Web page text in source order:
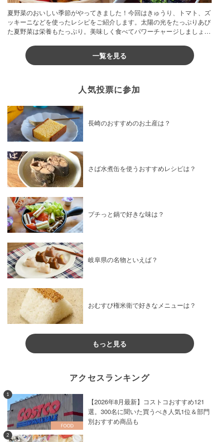
夏野菜のおいしい季節がやってきました！今回はきゅうり、トマト、ズ
ッキーニなどを使ったレシピをご紹介します。太陽の光をたっぷりあび
た夏野菜は栄養もたっぷり。美味しく食べてパワーチャージしましょう
一覧を見る
人気投票に参加
長崎のおすすめのお土産は？
さば水煮缶を使うおすすめレシピは？
プチっと鍋で好きな味は？
岐阜県の名物といえば？
おむすび権米衛で好きなメニューは？
もっと見る
アクセスランキング
1
【2026年8月最新】コストコおすすめ121
選。300名に聞いた買うべき人気1位＆部門
別おすすめ商品も
2